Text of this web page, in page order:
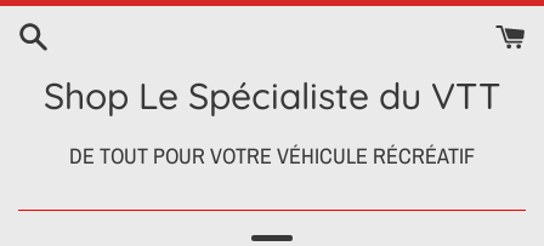
Passer
contenuShop Le Spécialiste du VTT
DE TOUT POUR VOTRE VÉHICULE RÉCRÉATIF